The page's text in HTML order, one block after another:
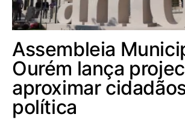
Assembleia
Ourém lança
aproximar
política